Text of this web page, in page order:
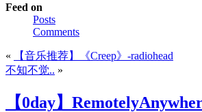
Feed on
Posts
Comments
«
【音乐推荐】《Creep》-radiohead
不知不觉.. »
【0day】